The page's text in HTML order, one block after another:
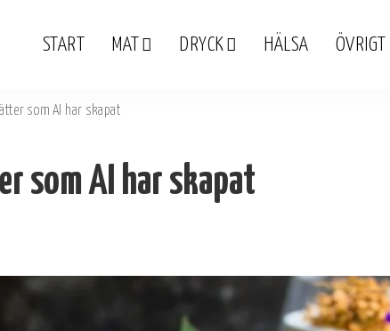
START MAT DRYCK HÄLSA ÖVRIGT
som AI har skapat
som AI har skapat